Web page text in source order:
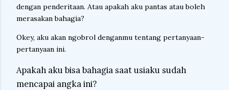
dengan penderitaan. Atau apakah aku pantas atau boleh
merasakan bahagia?
Okey, aku akan ngobrol denganmu tentang pertanyaan-
pertanyaan ini.
Apakah aku bisa bahagia saat usiaku sudah
mencapai angka ini?